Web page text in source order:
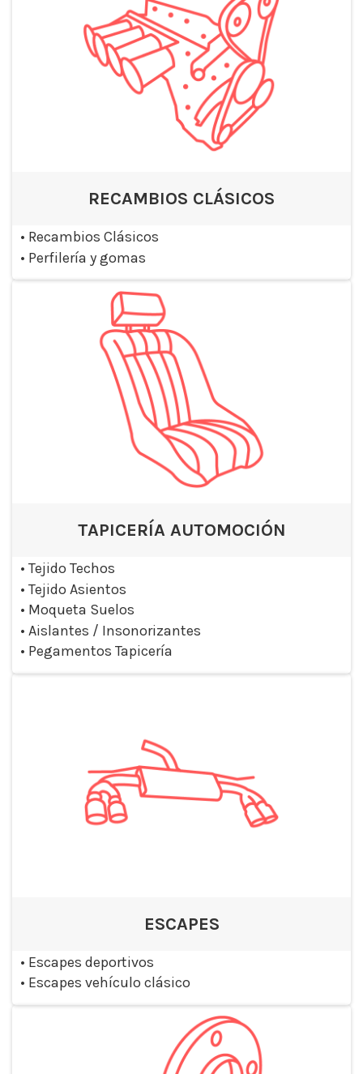
RECAMBIOS CLÁSICOS
• Recambios Clásicos
• Perfilería y gomas
TAPICERÍA AUTOMOCIÓN
• Tejido Techos
• Tejido Asientos
• Moqueta Suelos
• Aislantes / Insonorizantes
• Pegamentos Tapicería
ESCAPES
• Escapes deportivos
• Escapes vehículo clásico